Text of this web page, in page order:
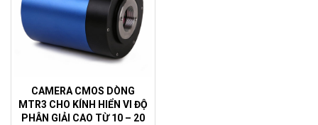
CAMERA CMOS DÒNG
MTR3 CHO KÍNH HIỂN VI ĐỘ
PHÂN GIẢI CAO TỪ 10 – 20